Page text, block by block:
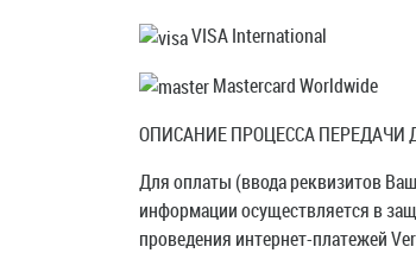
VISA International
Mastercard Worldwide
ОПИСАНИЕ ПРОЦЕССА ПЕРЕДАЧИ
Для оплаты (ввода реквизитов
информации осуществляется в
проведения интернет-платежей